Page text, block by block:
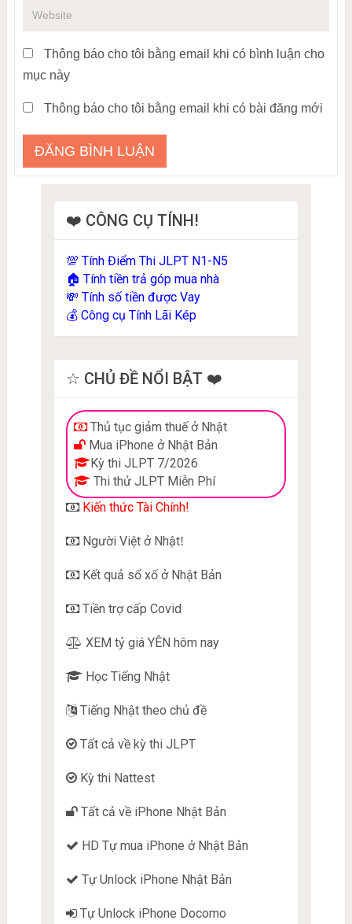
Thông báo cho tôi bằng email khi có bình luận cho
mục này
Thông báo cho tôi bằng email khi có bài đăng mới
❤️ CÔNG CỤ TÍNH!
💯 Tính Điểm Thi JLPT N1-N5
🏠 Tính tiền trả góp mua nhà
💸 Tính số tiền được Vay
💰 Công cụ Tính Lãi Kép
☆ CHỦ ĐỀ NỔI BẬT ❤️
Thủ tục giảm thuế ở Nhật
Mua iPhone ở Nhật Bản
Kỳ thi JLPT 7/2026
Thi thử JLPT Miễn Phí
Kiến thức Tài Chính!
Người Việt ở Nhật!
Kết quả sổ xố ở Nhật Bản
Tiền trợ cấp Covid
XEM tỷ giá YÊN hôm nay
Học Tiếng Nhật
Tiếng Nhật theo chủ đề
Tất cả về kỳ thi JLPT
Kỳ thi Nattest
Tất cả về iPhone Nhật Bản
HD Tự mua iPhone ở Nhật Bản
Tự Unlock iPhone Nhật Bản
Tự Unlock iPhone Docomo